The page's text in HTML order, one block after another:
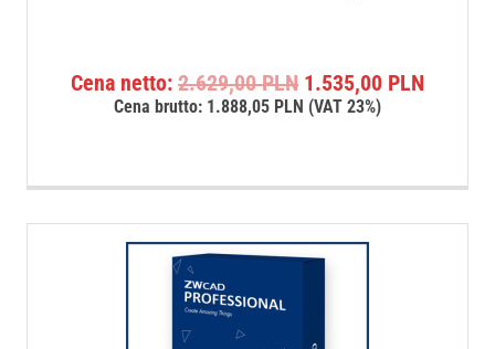
Cena netto:2.629,00PLN Pierwotna
cena
1.535,00 PLN
Cena brutto: 1.888,05 PLN (VAT 23%)